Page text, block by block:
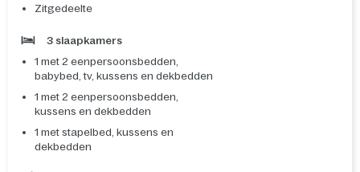
Zitgedeelte
3 slaapkamers
1 met 2 eenpersoonsbedden,
babybed, tv, kussens en dekbedden
1 met 2 eenpersoonsbedden,
kussens en dekbedden
1 met stapelbed, kussens en
dekbedden